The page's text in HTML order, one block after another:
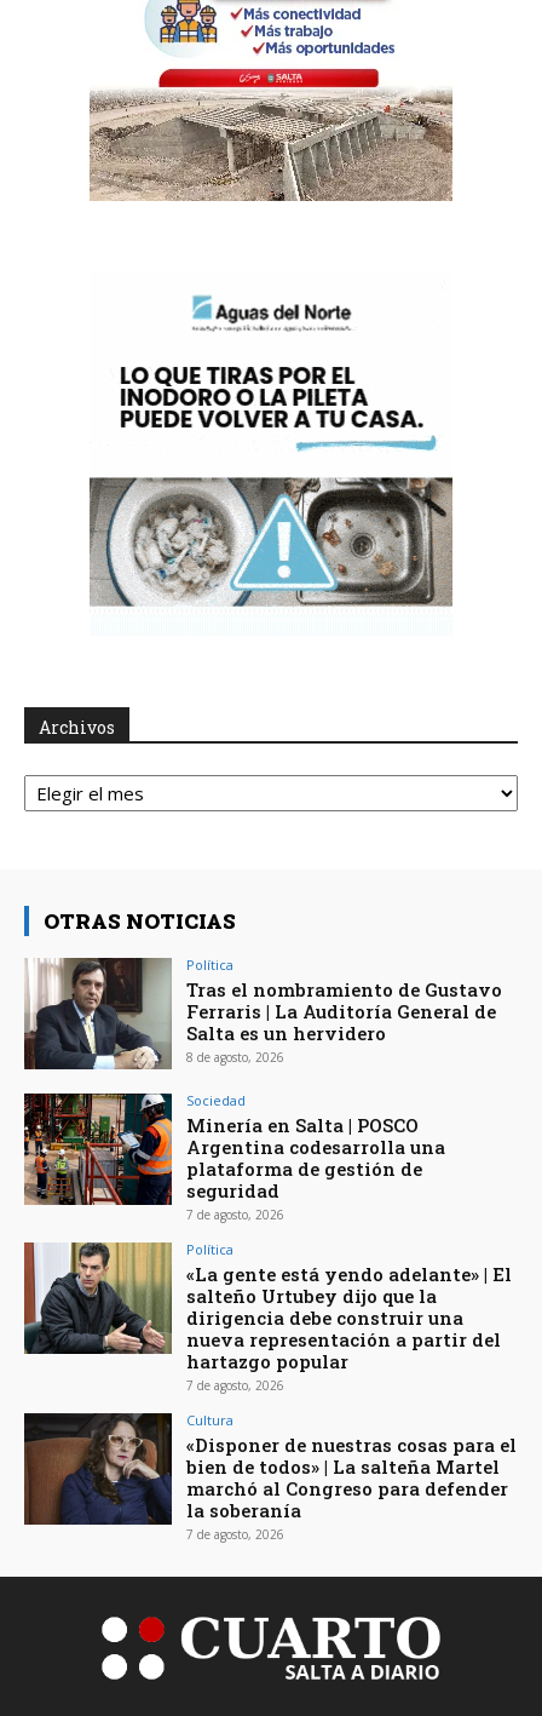
Archivos
Archivos
OTRAS NOTICIAS
Política
Tras el nombramiento de Gustavo
Ferraris | La Auditoría General de
Salta es un hervidero
8 de agosto, 2026
Sociedad
Minería en Salta | POSCO
Argentina codesarrolla una
plataforma de gestión de
seguridad
7 de agosto, 2026
Política
«La gente está yendo adelante» | El
salteño Urtubey dijo que la
dirigencia debe construir una
nueva representación a partir del
hartazgo popular
7 de agosto, 2026
Cultura
«Disponer de nuestras cosas para el
bien de todos» | La salteña Martel
marchó al Congreso para defender
la soberanía
7 de agosto, 2026